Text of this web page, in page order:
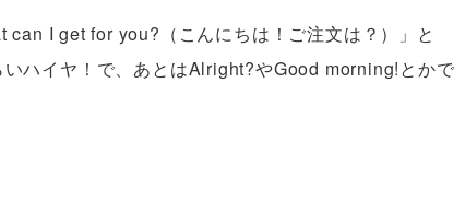
can I get for you?（こんにちは！ご注文は？）」と
ハイヤ！で、あとはAlright?やGood morning!とかで